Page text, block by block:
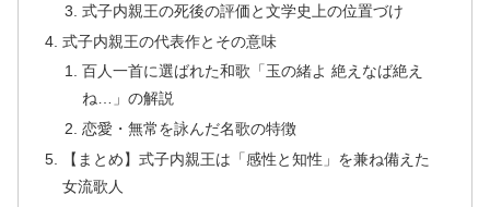
式子内親王の死後の評価と文学史上の位置づけ
式子内親王の代表作とその意味
百人一首に選ばれた和歌「玉の緒よ 絶えなば絶え
ね…」の解説
恋愛・無常を詠んだ名歌の特徴
【まとめ】式子内親王は「感性と知性」を兼ね備えた
女流歌人